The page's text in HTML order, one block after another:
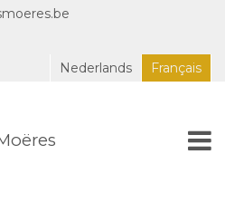
Nederlands
Français